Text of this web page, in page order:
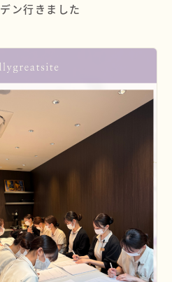
ン行きました